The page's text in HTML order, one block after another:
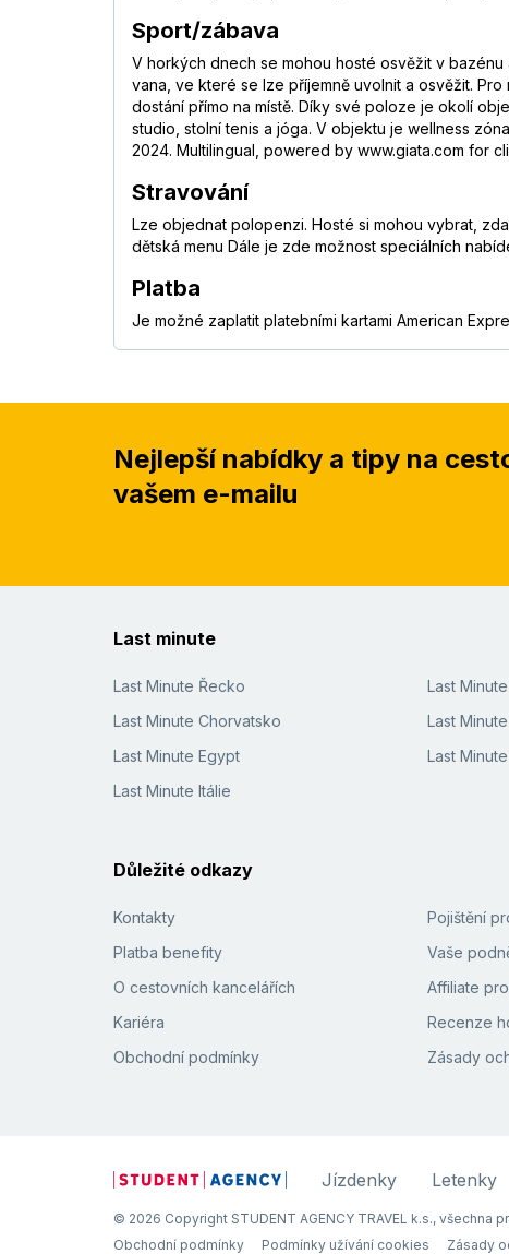
Sport/zábava
V horkých dnech se mohou hosté osvěžit v
vana, ve které se lze příjemně uvolnit a osvěžit.
dostání přímo na místě. Díky své poloze je okolí
studio, stolní tenis a jóga. V objektu je wellness
2024. Multilingual, powered by www.giata.com for
Stravování
Lze objednat polopenzi. Hosté si mohou vybrat,
dětská menu Dále je zde možnost speciálních
Platba
Je možné zaplatit platebními kartami American
Nejlepší nabídky a tipy na
vašem e-mailu
Last minute
Last Minute Řecko
Last Minute Chorvatsko
Last Minute Egypt
Last Minute Itálie
Last
Last
Last
Důležité odkazy
Kontakty
Platba benefity
O cestovních kancelářích
Kariéra
Obchodní podmínky
Pojištění
Vaše
Affiliate
Recenze
Zásady
Jízdenky Letenky
© 2026 Copyright STUDENT AGENCY TRAVEL k.s., všechna
Obchodní podmínky
Podmínky užívání cookies Zásady